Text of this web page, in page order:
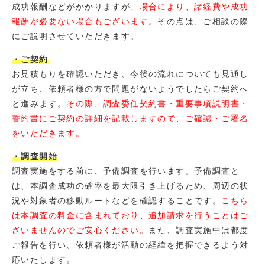
成功報酬などがかかりますが、 場合により、諸経費や成功
報酬が必要ない場合もございます。 その点は、ご相談の際
にご説明させていただきます。
・ご契約
お見積もりを確認いただき、今後の流れについても見通し
が立ち、依頼者様の方で問題がないようでしたらご契約へ
と進みます。 その際、調査委任契約書・重要事項説明書・
誓約書にご契約の詳細を記載しますので、ご確認・ご署名
をいただきます。
・調査開始
調査実施をする前に、予備調査を行います。予備調査と
は、本調査成功の確率を最大限引き上げるため、周辺の状
況や対象者の移動ルートなどを確認することです。
こちら
は本調査の料金に含まれており、追加請求を行うことはご
ざいませんのでご安心ください。
また、調査実施中は都度
ご報告を行い、依頼者様が活動の経緯を把握できるよう対
応いたします。